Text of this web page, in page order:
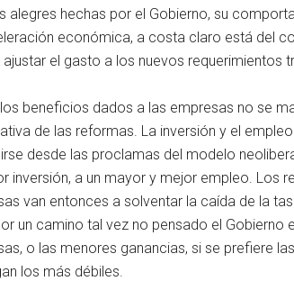
alegres hechas por el Gobierno, su
económica, a costa claro está del
el gasto a los nuevos requerimientos
beneficios dados a las empresas no se
de las reformas. La inversión y el
desde las proclamas del modelo
inversión, a un mayor y mejor empleo. Los
van entonces a solventar la caída de la
un camino tal vez no pensado el
o las menores ganancias, si se prefiere
los más débiles.